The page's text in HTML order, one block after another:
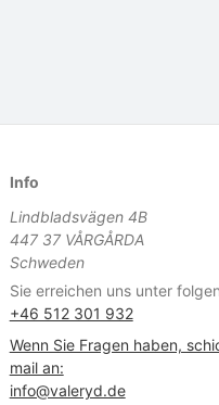
Info
Lindbladsvägen 4B
447 37 VÅRGÅRDA
Schweden
Sie erreichen uns unter
+46 512 301 932
Wenn Sie Fragen haben,
mail an:
info@valeryd.de